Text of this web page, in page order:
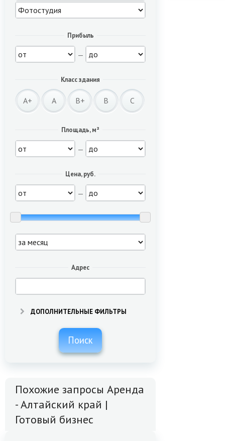
Прибыль
—
Класс здания
A+ A B+ B C
Площадь, м²
—
Цена, руб.
—
Адрес
ДОПОЛНИТЕЛЬНЫЕ ФИЛЬТРЫ
Поиск
Похожие запросы Аренда
- Алтайский край |
Готовый бизнес